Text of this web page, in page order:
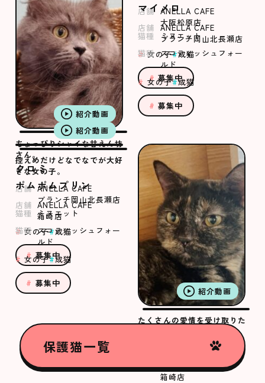
店舗 ANELLA CAFE
大阪松原店
猫種
ミヌエット
女の子 成猫
募集中
紹介動画
ちょっぴりシャイな甘えん坊
さん。
クロミ
店舗 ANELLA CAFE
ブランチ岡山北長瀬店
猫種
ミヌエット
女の子 成猫
募集中
マイメロ
店舗 ANELLA CAFE
ブランチ岡山北長瀬店
猫種 スコティッシュフォー
ルド
女の子 成猫
募集中
紹介動画
控えめだけどなでなでが大好
きな女の子。
ポムポムプリン
店舗 ANELLA CAFE
箱崎店
猫種 スコティッシュフォー
ルド
女の子 成猫
募集中
紹介動画
たくさんの愛情を受け取りた
店舗 ANELLA CAFE
箱崎店
保護猫一覧